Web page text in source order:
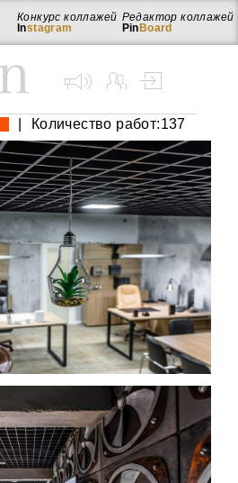
Редактор коллажей
Pin Board
Конкурс коллажей
Instagram
Количество работ:137